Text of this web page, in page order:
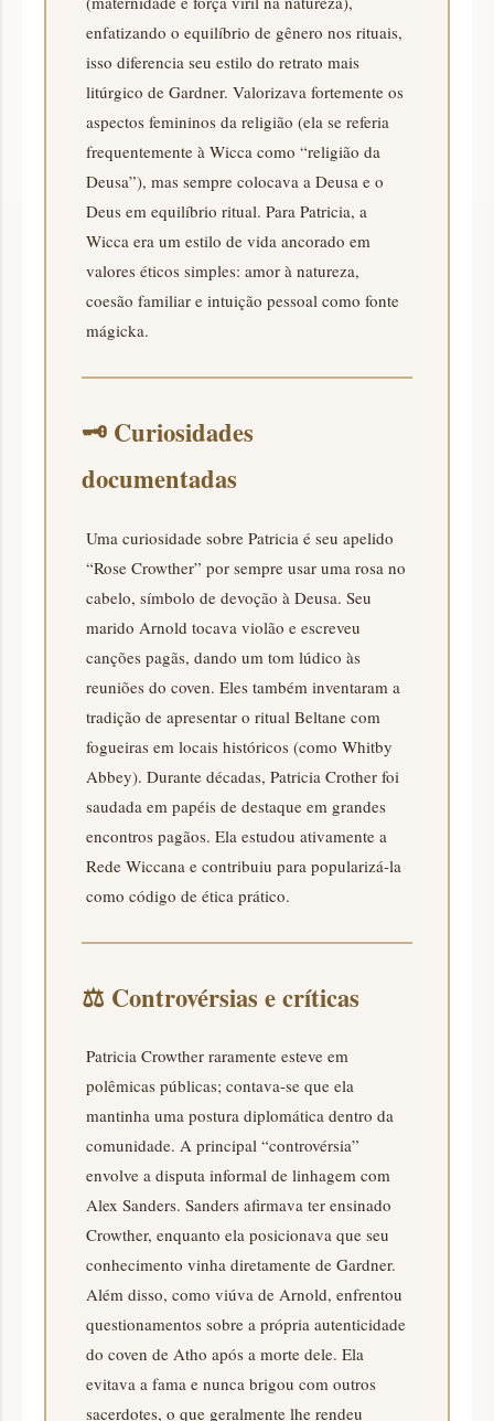
enfatizando o equilíbrio de gênero nos rituais,
isso diferencia seu estilo do retrato mais
litúrgico de Gardner. Valorizava fortemente os
aspectos femininos da religião (ela se referia
frequentemente à Wicca como “religião da
Deusa”), mas sempre colocava a Deusa e o
Deus em equilíbrio ritual. Para Patricia, a
Wicca era um estilo de vida ancorado em
valores éticos simples: amor à natureza,
coesão familiar e intuição pessoal como fonte
mágicka.
🗝️ Curiosidades
documentadas
Uma curiosidade sobre Patricia é seu apelido
“Rose Crowther” por sempre usar uma rosa no
cabelo, símbolo de devoção à Deusa. Seu
marido Arnold tocava violão e escreveu
canções pagãs, dando um tom lúdico às
reuniões do coven. Eles também inventaram a
tradição de apresentar o ritual Beltane com
fogueiras em locais históricos (como Whitby
Abbey). Durante décadas, Patricia Crother foi
saudada em papéis de destaque em grandes
encontros pagãos. Ela estudou ativamente a
Rede Wiccana e contribuiu para popularizá-la
como código de ética prático.
⚖️ Controvérsias e críticas
Patricia Crowther raramente esteve em
polêmicas públicas; contava-se que ela
mantinha uma postura diplomática dentro da
comunidade. A principal “controvérsia”
envolve a disputa informal de linhagem com
Alex Sanders. Sanders afirmava ter ensinado
Crowther, enquanto ela posicionava que seu
conhecimento vinha diretamente de Gardner.
Além disso, como viúva de Arnold, enfrentou
questionamentos sobre a própria autenticidade
do coven de Atho após a morte dele. Ela
evitava a fama e nunca brigou com outros
sacerdotes, o que geralmente lhe rendeu